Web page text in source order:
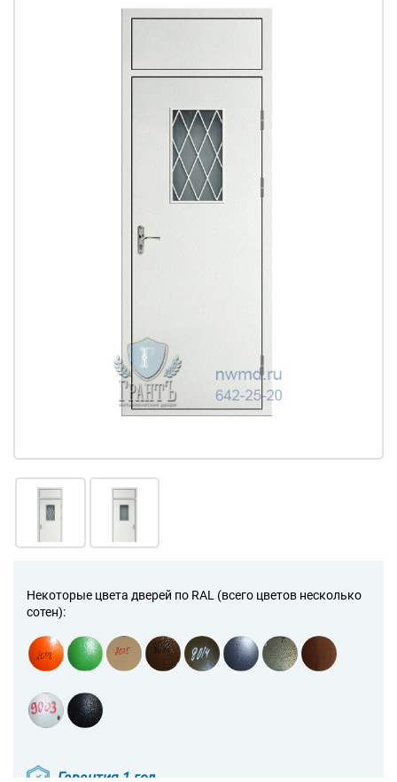
Некоторые цвета дверей по RAL (всего цветов несколько
сотен):
Гарантия 1 год